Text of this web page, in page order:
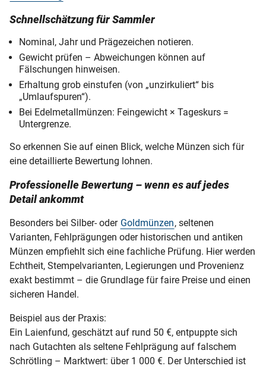
Schnellschätzung für Sammler
Nominal, Jahr und Prägezeichen notieren.
Gewicht prüfen – Abweichungen können auf
Fälschungen hinweisen.
Erhaltung grob einstufen (von „unzirkuliert“ bis
„Umlaufspuren“).
Bei Edelmetallmünzen: Feingewicht × Tageskurs =
Untergrenze.
So erkennen Sie auf einen Blick, welche Münzen sich für
eine detaillierte Bewertung lohnen.
Professionelle Bewertung – wenn es auf jedes
Detail ankommt
Besonders bei Silber- oder Goldmünzen, seltenen
Varianten, Fehlprägungen oder historischen und antiken
Münzen empfiehlt sich eine fachliche Prüfung. Hier werden
Echtheit, Stempelvarianten, Legierungen und Provenienz
exakt bestimmt – die Grundlage für faire Preise und einen
sicheren Handel.
Beispiel aus der Praxis:
Ein Laienfund, geschätzt auf rund 50 €, entpuppte sich
nach Gutachten als seltene Fehlprägung auf falschem
Schrötling – Marktwert: über 1 000 €. Der Unterschied ist